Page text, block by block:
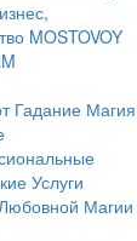
MOSTOVOY
Гадание Магия
Услуги
Магии